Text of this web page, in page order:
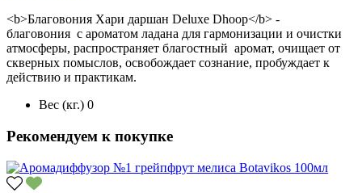
<b>Благовония Хари даршан Deluxe Dhoop</b> -
благовония с ароматом ладана для гармонизации и очистки
атмосферы, распространяет благостный аромат, очищает от
скверных помыслов, освобождает сознание, пробуждает к
действию и практикам.
Вес (кг.) 0
Рекомендуем к покупке